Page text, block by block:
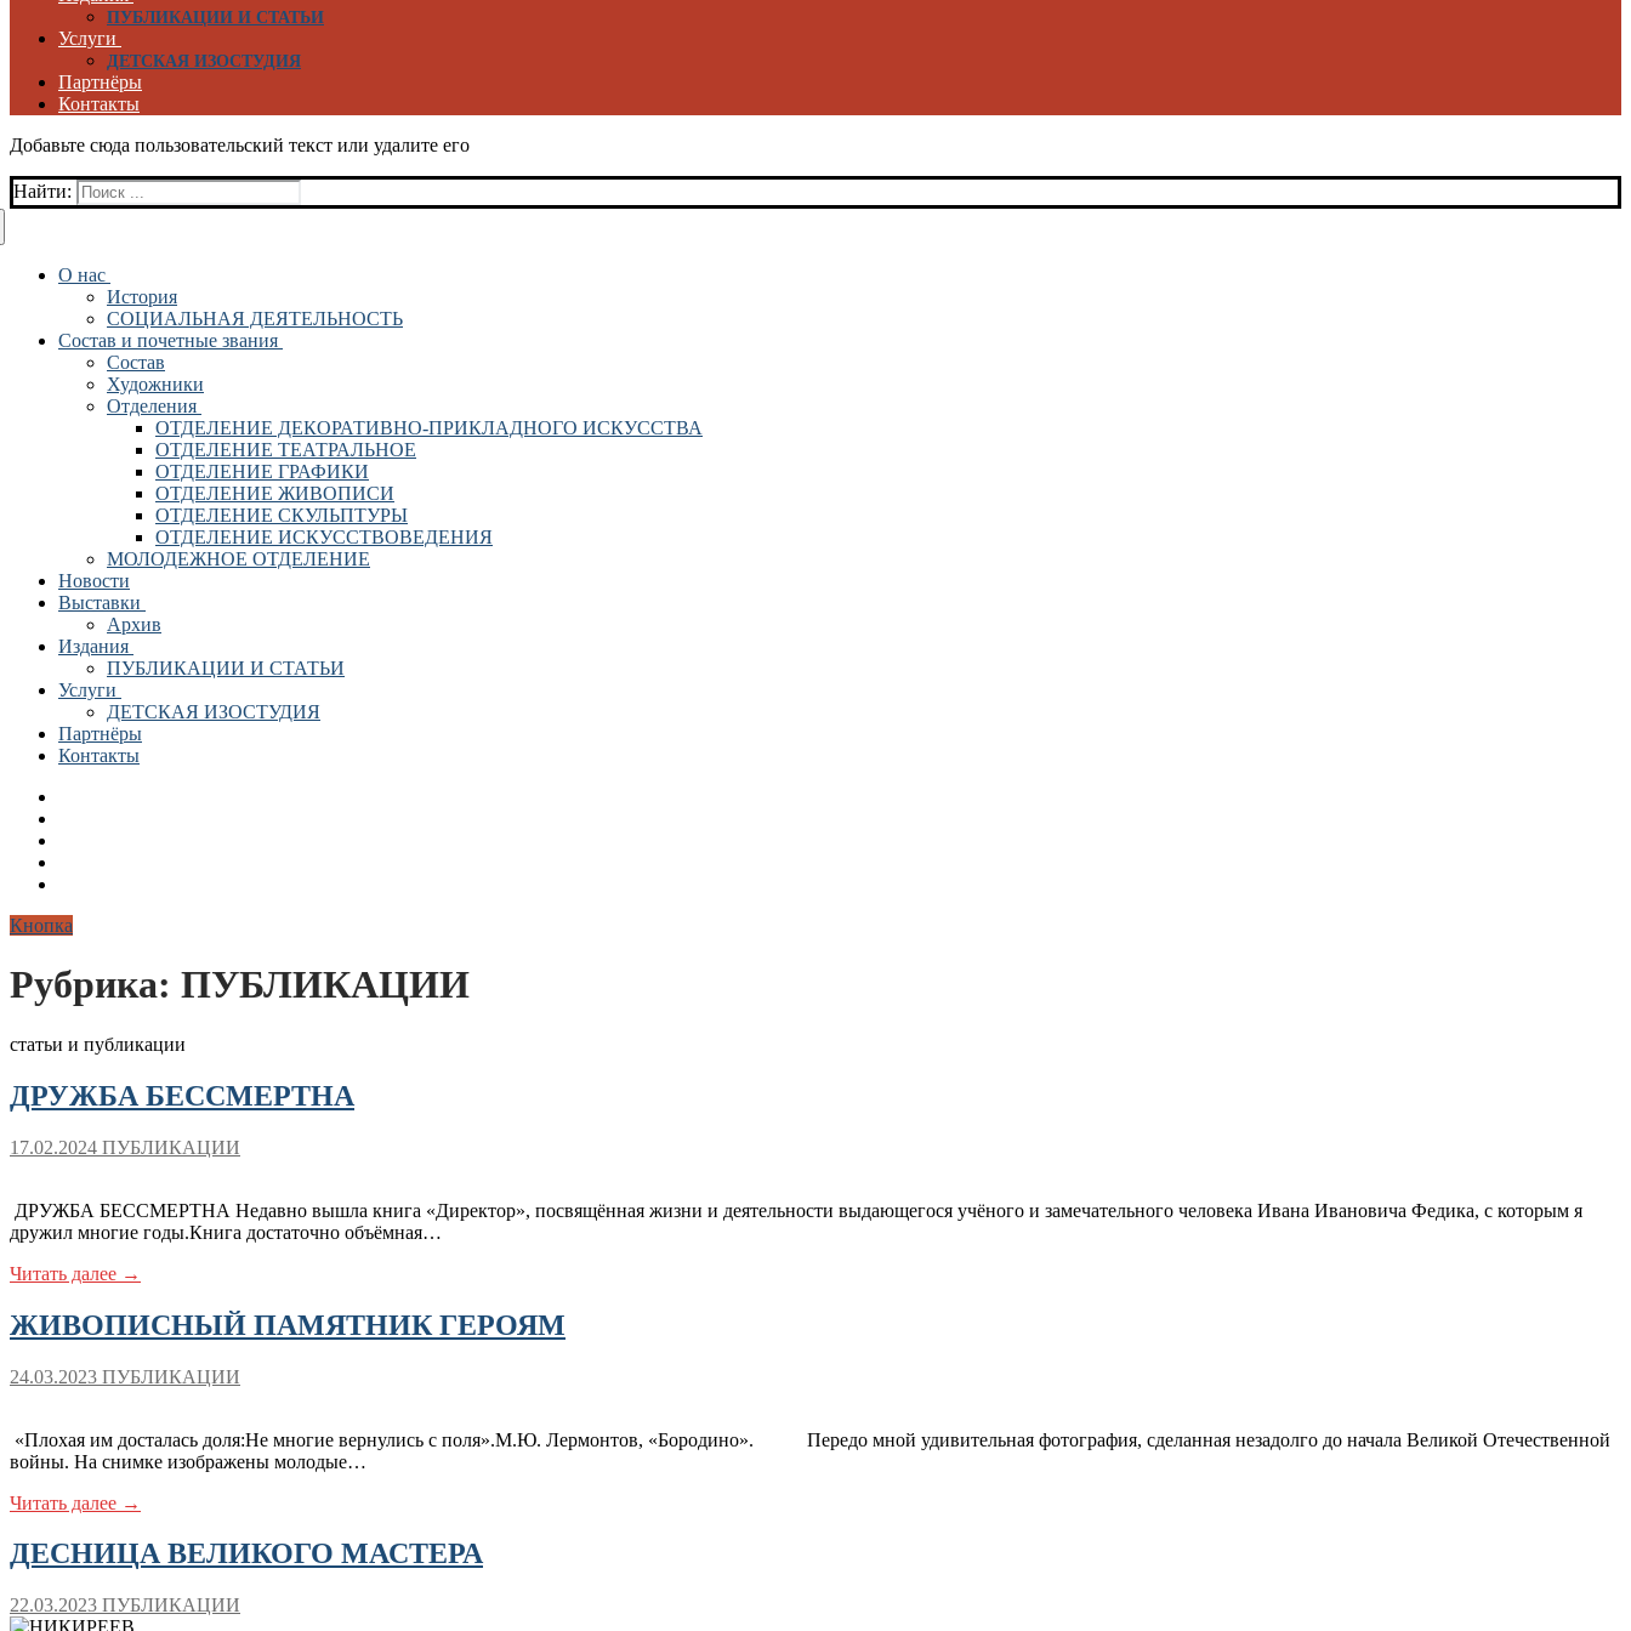
ПУБЛИКАЦИИ И СТАТЬИ
Услуги
ДЕТСКАЯ ИЗОСТУДИЯ
Партнёры
Контакты
Добавьте сюда пользовательский текст или удалите его
Найти:
О нас
История
СОЦИАЛЬНАЯ ДЕЯТЕЛЬНОСТЬ
Состав и почетные звания
Состав
Художники
Отделения
ОТДЕЛЕНИЕ ДЕКОРАТИВНО-ПРИКЛАДНОГО ИСКУССТВА
ОТДЕЛЕНИЕ ТЕАТРАЛЬНОЕ
ОТДЕЛЕНИЕ ГРАФИКИ
ОТДЕЛЕНИЕ ЖИВОПИСИ
ОТДЕЛЕНИЕ СКУЛЬПТУРЫ
ОТДЕЛЕНИЕ ИСКУССТВОВЕДЕНИЯ
МОЛОДЕЖНОЕ ОТДЕЛЕНИЕ
Новости
Выставки
Архив
Издания
ПУБЛИКАЦИИ И СТАТЬИ
Услуги
ДЕТСКАЯ ИЗОСТУДИЯ
Партнёры
Контакты
Кнопка
Рубрика: ПУБЛИКАЦИИ
статьи и публикации
ДРУЖБА БЕССМЕРТНА
17.02.2024 ПУБЛИКАЦИИ
ДРУЖБА БЕССМЕРТНА Недавно вышла книга «Директор», посвящённая жизни и деятельности выдающегося учёного и замечательного человека Ивана Ивановича Федика, с которым я
дружил многие годы.Книга достаточно объёмная…
Читать далее →
ЖИВОПИСНЫЙ ПАМЯТНИК ГЕРОЯМ
24.03.2023 ПУБЛИКАЦИИ
«Плохая им досталась доля:Не многие вернулись с поля».М.Ю. Лермонтов, «Бородино». Передо мной удивительная фотография, сделанная незадолго до начала Великой Отечественной
войны. На снимке изображены молодые…
Читать далее →
ДЕСНИЦА ВЕЛИКОГО МАСТЕРА
22.03.2023 ПУБЛИКАЦИИ